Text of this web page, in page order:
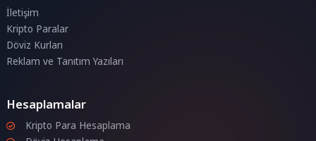
İletişim
Kripto Paralar
Döviz Kurları
Reklam ve Tanıtım Yazıları
Hesaplamalar
Kripto Para Hesaplama